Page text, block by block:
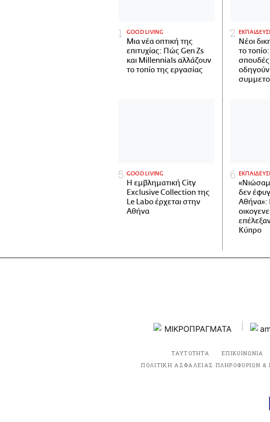
GOOD LIVING
Μια νέα οπτική της
επιτυχίας: Πώς Gen Zs
και Millennials αλλάζουν
το τοπίο της εργασίας
Νέοι
το
GOOD LIVING
Η εμβληματική City
Exclusive Collection της
Le Labo έρχεται στην
Αθήνα
δεν
Αθήνα»:
Κύπρο
ΤΑΥΤΟΤΗΤΑ ΕΠΙΚΟΙΝΩΝΙΑ
ΠΟΛΙΤΙΚΗ ΑΣΦΑΛΕΙΑΣ ΠΛΗΡΟΦΟΡΙΩΝ